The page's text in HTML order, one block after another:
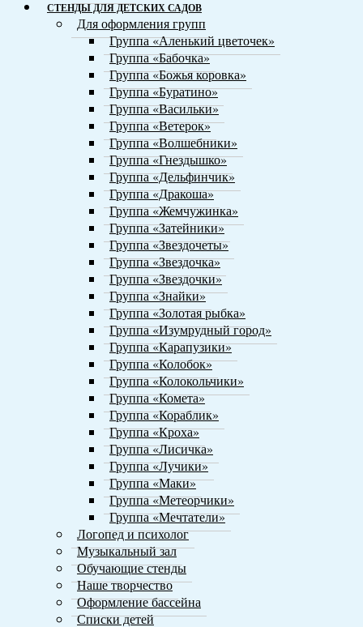
СТЕНДЫ ДЛЯ ДЕТСКИХ САДОВ
Для оформления групп
Группа «Аленький цветочек»
Группа «Бабочка»
Группа «Божья коровка»
Группа «Буратино»
Группа «Васильки»
Группа «Ветерок»
Группа «Волшебники»
Группа «Гнездышко»
Группа «Дельфинчик»
Группа «Дракоша»
Группа «Жемчужинка»
Группа «Затейники»
Группа «Звездочеты»
Группа «Звездочка»
Группа «Звездочки»
Группа «Знайки»
Группа «Золотая рыбка»
Группа «Изумрудный город»
Группа «Карапузики»
Группа «Колобок»
Группа «Колокольчики»
Группа «Комета»
Группа «Кораблик»
Группа «Кроха»
Группа «Лисичка»
Группа «Лучики»
Группа «Маки»
Группа «Метеорчики»
Группа «Мечтатели»
Логопед и психолог
Музыкальный зал
Обучающие стенды
Наше творчество
Оформление бассейна
Списки детей